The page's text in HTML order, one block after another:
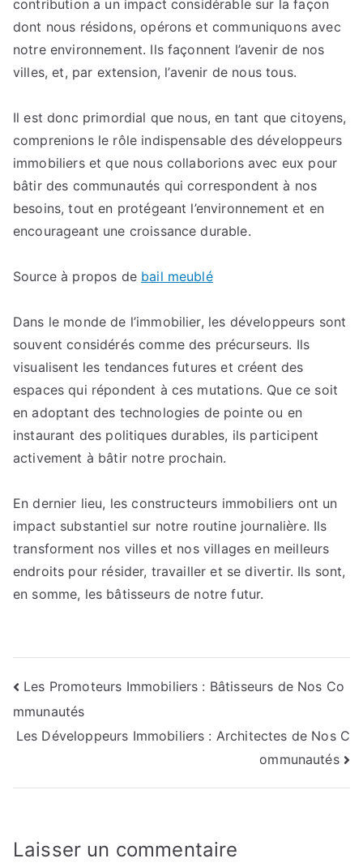
contribution a un impact considérable sur la façon
dont nous résidons, opérons et communiquons avec
notre environnement. Ils façonnent l’avenir de nos
villes, et, par extension, l’avenir de nous tous.
Il est donc primordial que nous, en tant que citoyens,
comprenions le rôle indispensable des développeurs
immobiliers et que nous collaborions avec eux pour
bâtir des communautés qui correspondent à nos
besoins, tout en protégeant l’environnement et en
encourageant une croissance durable.
Source à propos de bail meublé
Dans le monde de l’immobilier, les développeurs sont
souvent considérés comme des précurseurs. Ils
visualisent les tendances futures et créent des
espaces qui répondent à ces mutations. Que ce soit
en adoptant des technologies de pointe ou en
instaurant des politiques durables, ils participent
activement à bâtir notre prochain.
En dernier lieu, les constructeurs immobiliers ont un
impact substantiel sur notre routine journalière. Ils
transforment nos villes et nos villages en meilleurs
endroits pour résider, travailler et se divertir. Ils sont,
en somme, les bâtisseurs de notre futur.
Navigation
de
Les Promoteurs Immobiliers : Bâtisseurs de Nos Co
mmunautés
Les Développeurs Immobiliers : Architectes de Nos C
ommunautés
Laisser un commentaire